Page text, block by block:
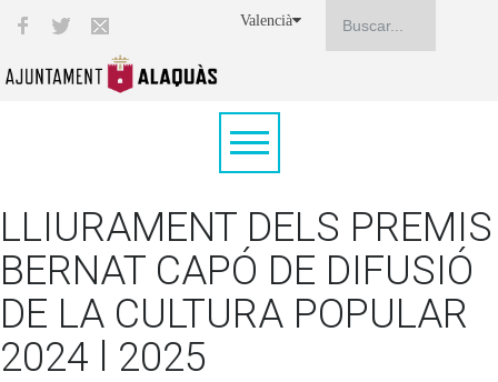
Valencià
LLIURAMENT DELS PREMIS
BERNAT CAPÓ DE DIFUSIÓ
DE LA CULTURA POPULAR
2024 l 2025